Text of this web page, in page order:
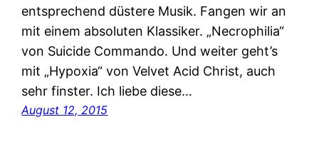
entsprechend düstere Musik. Fangen wir an
mit einem absoluten Klassiker. „Necrophilia“
von Suicide Commando. Und weiter geht’s
mit „Hypoxia“ von Velvet Acid Christ, auch
sehr finster. Ich liebe diese…
August 12, 2015